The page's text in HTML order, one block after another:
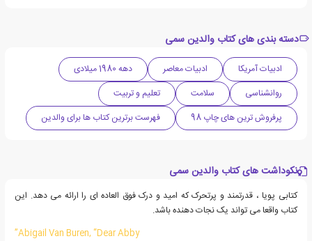
دسته بندی های کتاب والدین سمی
ادبیات آمریکا ادبیات معاصر
دهه 1980 میلادی
روانشناسی
سلامت
تعلیم و تربیت
پرفروش ترین های چاپ 98
فهرست برترین کتاب ها برای والدین
نکوداشت های کتاب والدین سمی
کتابی پویا ، قدرتمند و پرتحرک که امید و درک فوق العاده ای را ارائه می دهد. این
کتاب واقعا می تواند یک نجات دهنده باشد.
Abigail Van Buren, “Dear Abby”